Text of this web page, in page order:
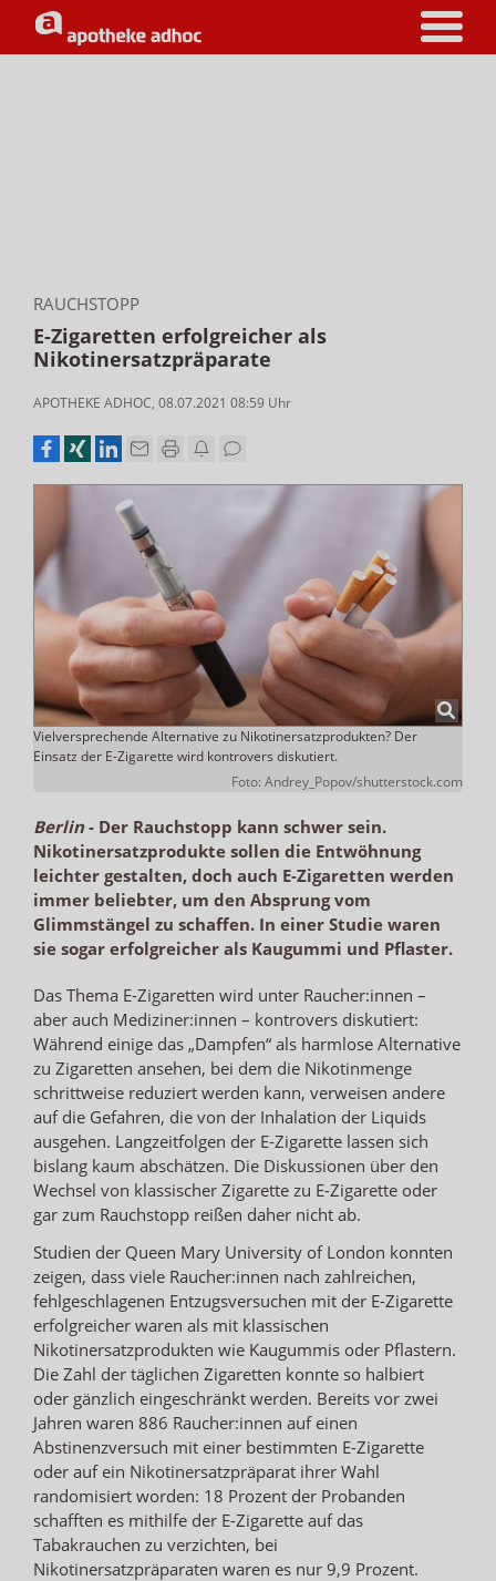
RAUCHSTOPP
E-Zigaretten erfolgreicher als
Nikotinersatzpräparate
APOTHEKE ADHOC, 08.07.2021 08:59 Uhr
Vielversprechende Alternative zu Nikotinersatzprodukten? Der
Einsatz der E-Zigarette wird kontrovers diskutiert.
Foto: Andrey_Popov/shutterstock.com
Berlin- Der Rauchstopp kann schwer sein.
Nikotinersatzprodukte sollen die Entwöhnung
leichter gestalten, doch auch E-Zigaretten werden
immer beliebter, um den Absprung vom
Glimmstängel zu schaffen. In einer Studie waren
sie sogar erfolgreicher als Kaugummi und Pflaster.
Das Thema E-Zigaretten wird unter Raucher:innen –
aber auch Mediziner:innen – kontrovers diskutiert:
Während einige das „Dampfen“ als harmlose Alternative
zu Zigaretten ansehen, bei dem die Nikotinmenge
schrittweise reduziert werden kann, verweisen andere
auf die Gefahren, die von der Inhalation der Liquids
ausgehen. Langzeitfolgen der E-Zigarette lassen sich
bislang kaum abschätzen. Die Diskussionen über den
Wechsel von klassischer Zigarette zu E-Zigarette oder
gar zum Rauchstopp reißen daher nicht ab.
Studien der Queen Mary University of London konnten
zeigen, dass viele Raucher:innen nach zahlreichen,
fehlgeschlagenen Entzugsversuchen mit der E-Zigarette
erfolgreicher waren als mit klassischen
Nikotinersatzprodukten wie Kaugummis oder Pflastern.
Die Zahl der täglichen Zigaretten konnte so halbiert
oder gänzlich eingeschränkt werden. Bereits vor zwei
Jahren waren 886 Raucher:innen auf einen
Abstinenzversuch mit einer bestimmten E-Zigarette
oder auf ein Nikotinersatzpräparat ihrer Wahl
randomisiert worden: 18 Prozent der Probanden
schafften es mithilfe der E-Zigarette auf das
Tabakrauchen zu verzichten, bei
Nikotinersatzpräparaten waren es nur 9,9 Prozent.